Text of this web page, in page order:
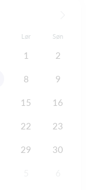
Lør Søn
1 2
8 9
15 16
22 23
29 30